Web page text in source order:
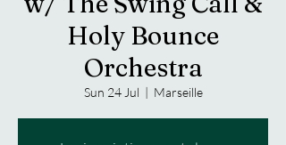
Holy Bounce
Orchestra
Sun 24 Jul
  |
Marseille